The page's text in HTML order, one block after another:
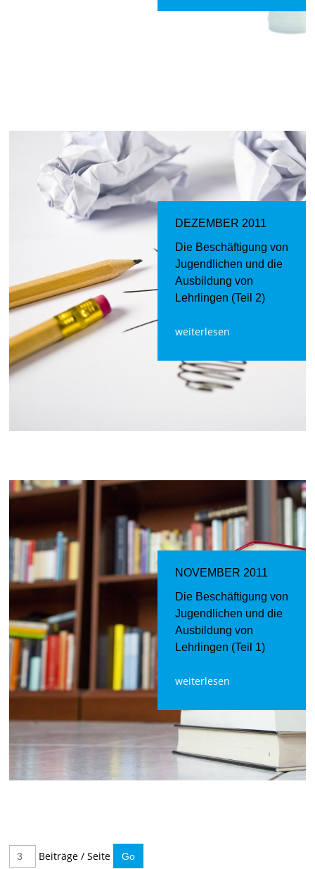
DEZEMBER 2011
Die Beschäftigung von
Jugendlichen und die
Ausbildung von
Lehrlingen (Teil 2)
weiterlesen
NOVEMBER 2011
Die Beschäftigung von
Jugendlichen und die
Ausbildung von
Lehrlingen (Teil 1)
weiterlesen
Beiträge / Seite